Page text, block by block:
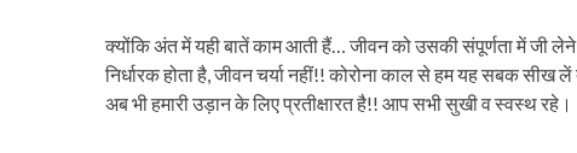
क्योंकि अंत में यही बातें काम आती हैं… जीवन को उसकी संपूर्णता में जी
निर्धारक होता है, जीवन चर्या नहीं!! कोरोना काल से हम यह सबक सीख
अब भी हमारी उड़ान के लिए प्रतीक्षारत है!! आप सभी सुखी व स्वस्थ रहे।